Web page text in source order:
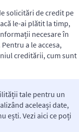
solicitări de credit pe
le-ai plătit la timp,
necesare în
a le accesa,
creditării, cum sunt
tale pentru un
aceleași date,
ești. Vezi aici ce poți